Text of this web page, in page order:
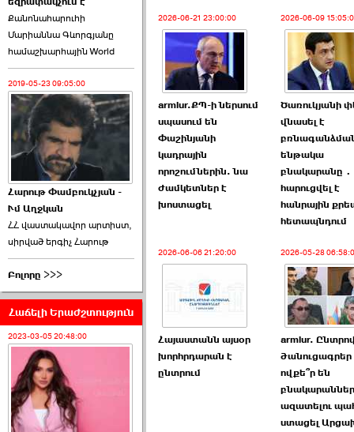
Ռուբեն Ռուբինյանը ›››
2026-06-23 21:28:00
«Ժողովուրդ»-ը
հերթական ›››
2026-06-21 23:00:00
armlur.ՔՊ-ի ներսում
սպասում են ›››
2026-06-10 22:55:00
Քանոնահարուհի
Մարիաննա Գևորգյանը
համաշխարհային World
2019-05-23 09:05:00
Հարութ Փամբուկչյան -
Ւմ Աղջկան
ՀՀ վաստակավոր արտիստ,
սիրված երգիչ Հարութ
Բոլորը >>>
Հաճելի Երաժշտություն
2023-03-05 20:48:00
2026-06-21 23:00:00
armlur.ՔՊ-ի ներսում
սպասում են
Փաշինյանի
կադրային
որոշումներին. նա
ժամկետներ է
խոստացել
2026-06-09
Ծառուկյանի
վնասել է
ենթակա
բնակարանը․
հարուցվել է
հանրային
հետապնդում
2026-06-06 21:20:00
Հայաստանն այսօր
խորհրդարան է
ընտրում
2026-05-28
armlur.
ովքե՞ր են
ազատելու
ստացել